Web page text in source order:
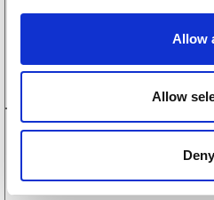
Allow
Allow
Deny
1 953kr(1562kr eks. mva)
4010096
Bremsejusteringssett
339kr